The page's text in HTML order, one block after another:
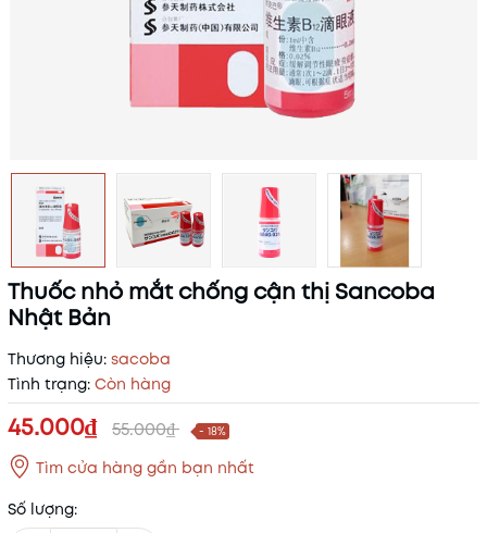
Thuốc nhỏ mắt chống cận thị Sancoba
Nhật Bản
Thương hiệu: sacoba
Tình trạng: Còn hàng
45.000₫ 55.000₫ - 18%
Tìm cửa hàng gần bạn nhất
Số lượng: